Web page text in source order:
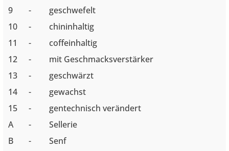
9
-
geschwefelt
10
-
chininhaltig
11
-
coffeinhaltig
12
-
mit Geschmacksverstärker
13
-
geschwärzt
14
-
gewachst
15
-
gentechnisch verändert
A
-
Sellerie
B
-
Senf